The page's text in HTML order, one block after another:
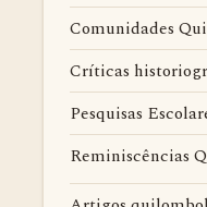
Comunidades
Críticas
Pesquisas
Reminiscências